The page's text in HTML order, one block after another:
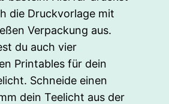
die Druckvorlage mit
Verpackung aus.
du auch vier
Printables für dein
Schneide einen
dein Teelicht aus der